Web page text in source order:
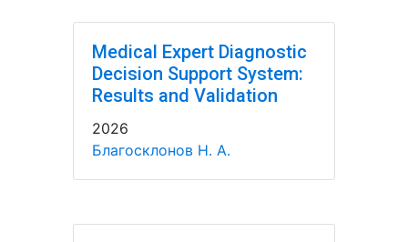
Medical Expert Diagnostic
Decision Support System:
Results and Validation
2026
Благосклонов Н. А.